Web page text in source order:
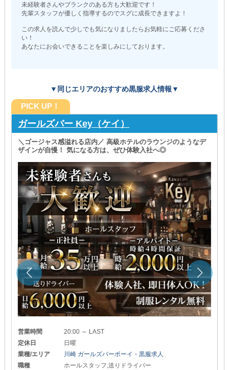
未経験者さんやブランクのある方も大歓迎です！
先輩スタッフが優しく指導するのでスグに成長できますよ！
この求人を読んで少しでも気になりましたらお気軽にご応募くださ
い！
あなたにお会いできることを楽しみにしております。
▼同じエリアのおすすめ黒服求人情報▼
PICK UP！
ガールズバー Key（ケイ）
＼ゴージャス感溢れる店内／ 高級ホテルのラウンジのようなデ
ザインが自慢！ 気になる方は、ぜひ体験入社へ◎
営業時間
20:00 ～ LAST
定休日
日曜
業種/エリア
川崎 ガールズバーボーイ・黒服求人
職種
ホールスタッフ,送りドライバー